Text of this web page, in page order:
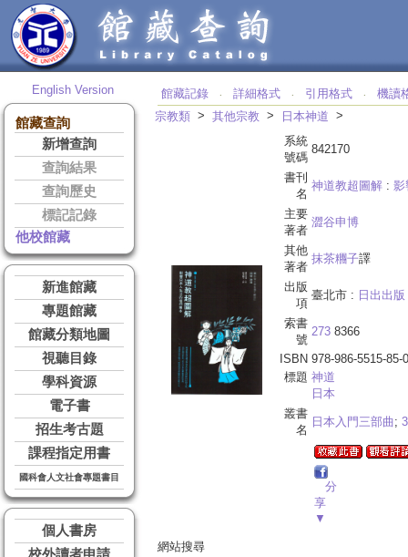
English Version
館藏查詢
新增查詢
查詢結果
查詢歷史
標記記錄
他校館藏
新進館藏
專題館藏
館藏分類地圖
視聽目錄
學科資源
電子書
招生考古題
課程指定用書
國科會人文社會專題書目
個人書房
館藏記錄 ‧ 詳細格式 ‧ 引用格式 ‧
機讀
宗教類 > 其他宗教 > 日本神道 >
系統
號碼
842170
書刊
名
神道教超圖解 : 影
主要
著者
澀谷申博
其他
著者
抹茶糰子譯
出版
項
臺北市 : 日出出版
索書
號
273 8366
ISBN 978-986-5515-85-0
標題 神道
日本
叢書
名
日本入門三部曲; 3
分
享
▼
網站搜尋